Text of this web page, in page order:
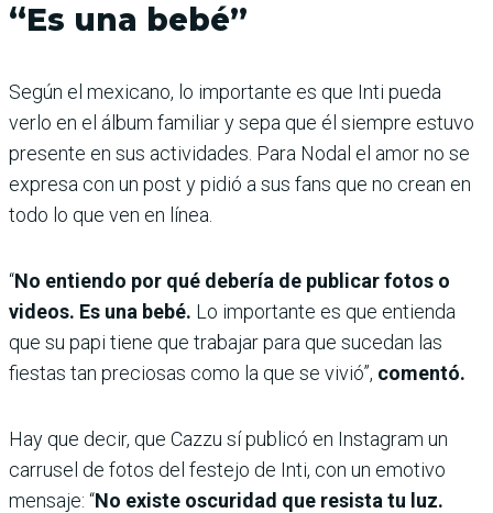
“Es una bebé”
Según el mexicano, lo importante es que Inti pueda
verlo en el álbum familiar y sepa que él siempre estuvo
presente en sus actividades. Para Nodal el amor no se
expresa con un post y pidió a sus fans que no crean en
todo lo que ven en línea.
“No entiendo por qué debería de publicar fotos o
videos. Es una bebé. Lo importante es que entienda
que su papi tiene que trabajar para que sucedan las
fiestas tan preciosas como la que se vivió”, comentó.
Hay que decir, que Cazzu sí publicó en Instagram un
carrusel de fotos del festejo de Inti, con un emotivo
mensaje: “No existe oscuridad que resista tu luz.